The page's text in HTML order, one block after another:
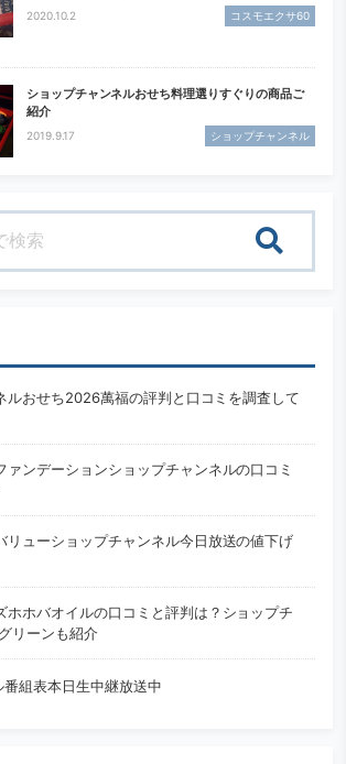
2020.10.2 コスモエクサ60
ショップチャンネルおせち料理選りすぐりの商品ご
紹介
2019.9.17 ショップチャンネル
ルおせち2026萬福の評判と口コミを調査して
ァンデーションショップチャンネルの口コミ
リューショップチャンネル今日放送の値下げ
ホホバオイルの口コミと評判は？ショップチ
リーンも紹介
組表本日生中継放送中